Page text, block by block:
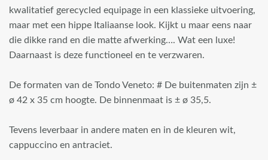
kwalitatief gerecycled equipage in een klassieke uitvoering,
maar met een hippe Italiaanse look. Kijkt u maar eens naar
die dikke rand en die matte afwerking…. Wat een luxe!
Daarnaast is deze functioneel en te verzwaren.
De formaten van de Tondo Veneto: # De buitenmaten zijn ±
ø 42 x 35 cm hoogte. De binnenmaat is ± ø 35,5.
Tevens leverbaar in andere maten en in de kleuren wit,
cappuccino en antraciet.